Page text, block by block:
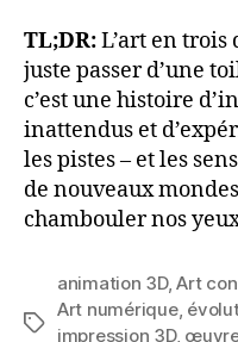
TL;DR:L’art en trois
juste passer d’une
c’est une histoire
inattendus et
les pistes – et les
de nouveaux
chambouler nos
Étiquettes
animation 3D,Art
Art numérique,
impression 3D,